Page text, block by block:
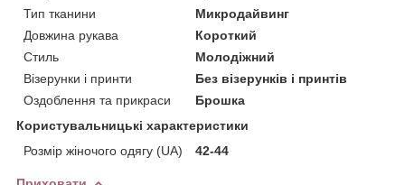
Тип тканини
Микродайвинг
Довжина рукава
Короткий
Стиль
Молодіжний
Візерунки і принти
Без візерунків і принтів
Оздоблення та прикраси
Брошка
Користувальницькі характеристики
Розмір жіночого одягу (UA)
42-44